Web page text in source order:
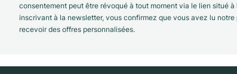
consentement peut être révoqué à tout moment via le lien situé
inscrivant à la newsletter, vous confirmez que vous avez lu
recevoir des offres personnalisées.